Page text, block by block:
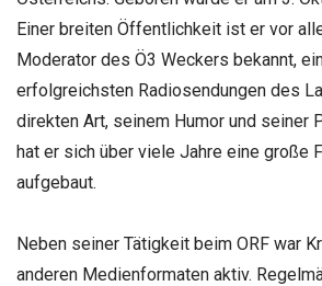
Einer breiten Öffentlichkeit ist er vor
Moderator des Ö3 Weckers bekannt,
erfolgreichsten Radiosendungen des
direkten Art, seinem Humor und seiner
hat er sich über viele Jahre eine große
aufgebaut.
Neben seiner Tätigkeit beim ORF war
anderen Medienformaten aktiv.